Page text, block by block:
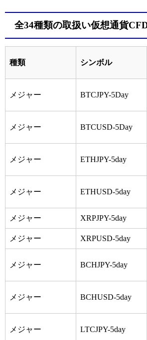
全34種類の取扱い仮想通貨
種類 シンボル
メジャー BTCJPY-5Day
メジャー BTCUSD-5Day
メジャー ETHJPY-5day
メジャー ETHUSD-5day
メジャー XRPJPY-5day
メジャー XRPUSD-5day
メジャー BCHJPY-5day
メジャー BCHUSD-5day
メジャー LTCJPY-5day